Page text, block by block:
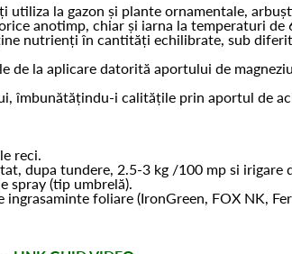
utiliza la gazon și plante ornamentale,
anotimp, chiar și iarna la temperaturi de
nutrienți în cantități echilibrate, sub
de la aplicare datorită aportului de
îmbunătățindu-i calitățile prin aportul de
reci.
dupa tundere, 2.5-3 kg /100 mp si irigare
spray (tip umbrelă).
foliare (IronGreen, FOX NK,